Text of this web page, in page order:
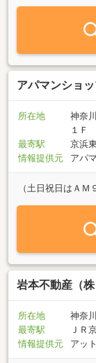
アパマンショ
所在地
神奈
１Ｆ
最寄駅
京浜
情報提供元
アパ
（土日祝日はＡＭ
岩本不動産（株
所在地
神奈
最寄駅
ＪＲ
情報提供元
アッ